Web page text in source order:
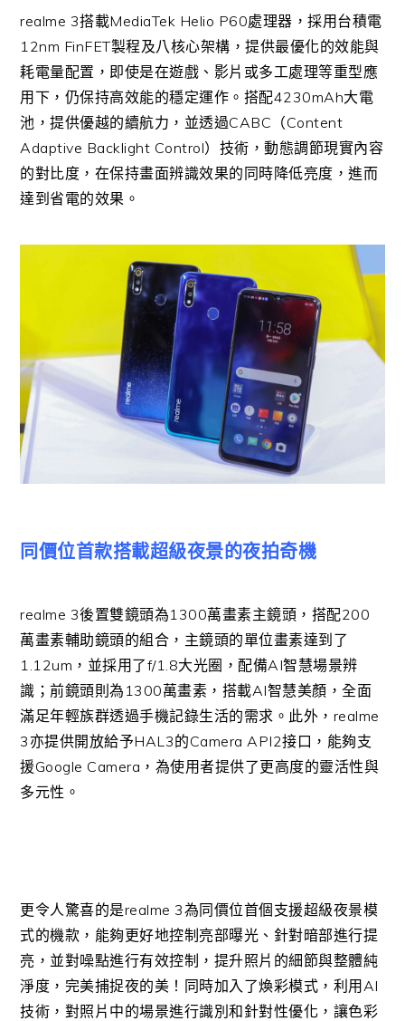
realme 3搭載MediaTek Helio P60處理器，採用台積電
12nm FinFET製程及八核心架構，提供最優化的效能與
耗電量配置，即使是在遊戲、影片或多工處理等重型應
用下，仍保持高效能的穩定運作。搭配4230mAh大電
池，提供優越的續航力，並透過CABC （Content
Adaptive Backlight Control）技術，動態調節現實內容
的對比度，在保持畫面辨識效果的同時降低亮度，進而
達到省電的效果。
同價位首款搭載超級夜景的夜拍奇機
realme 3後置雙鏡頭為1300萬畫素主鏡頭，搭配200
萬畫素輔助鏡頭的組合，主鏡頭的單位畫素達到了
1.12um ，並採用了f/1.8大光圈，配備AI智慧場景辨
識；前鏡頭則為 1300萬畫素，搭載AI智慧美顏，全面
滿足年輕族群透過手機記錄生活的需求。此外， realme
3 亦提供開放給予HAL3的Camera API2接口，能夠支
援Google Camera ，為使用者提供了更高度的靈活性與
多元性。
更令人驚喜的是realme 3為同價位首個支援超級夜景模
式的機款，能夠更好地控制亮部曝光、針對暗部進行提
亮，並對噪點進行有效控制，提升照片的細節與整體純
淨度，完美捕捉夜的美！同時加入了煥彩模式，利用AI
技術，對照片中的場景進行識別和針對性優化，讓色彩